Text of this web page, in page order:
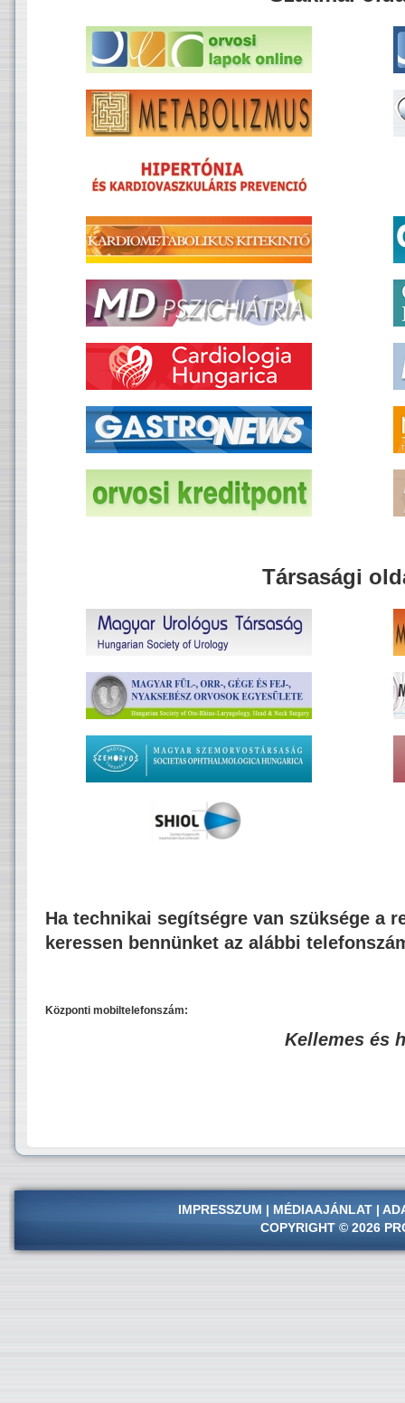
Társasági
Ha technikai segítségre van szüksége a
keressen bennünket az alábbi
Központi mobiltelefonszám:
Kellemes és
IMPRESSZUM | MÉDIAAJÁNLAT |
COPYRIGHT © 2026